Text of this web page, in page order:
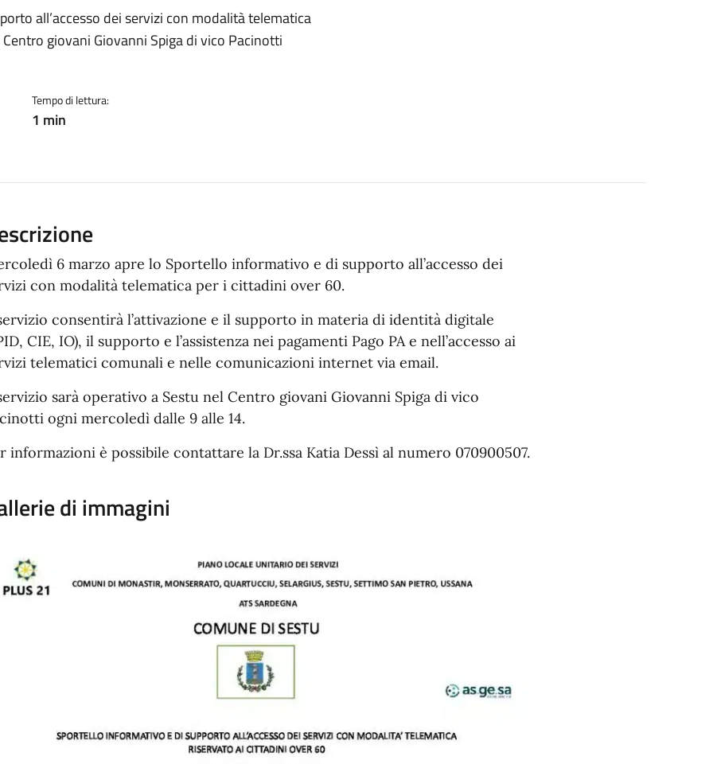
all’accesso dei servizi con modalità telematica
giovani Giovanni Spiga di vico Pacinotti
Tempo di lettura:
1 min
6 marzo apre lo Sportello informativo e di supporto all’accesso dei
con modalità telematica per i cittadini over 60.
consentirà l’attivazione e il supporto in materia di identità digitale
CIE, IO), il supporto e l’assistenza nei pagamenti Pago PA e nell’accesso ai
telematici comunali e nelle comunicazioni internet via email.
sarà operativo a Sestu nel Centro giovani Giovanni Spiga di vico
ogni mercoledì dalle 9 alle 14.
informazioni è possibile contattare la Dr.ssa Katia Dessì al numero 070900507.
di immagini